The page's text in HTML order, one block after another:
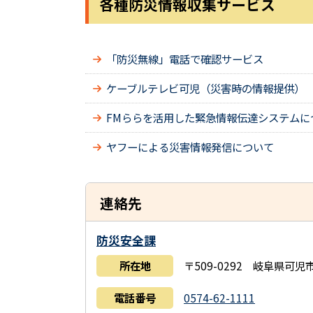
各種防災情報収集サービス
「防災無線」電話で確認サービス
ケーブルテレビ可児（災害時の情報提供）
FMららを活用した緊急情報伝達システムに
ヤフーによる災害情報発信について
連絡先
防災安全課
所在地 〒509-0292 岐阜県可児
電話番号 0574-62-1111